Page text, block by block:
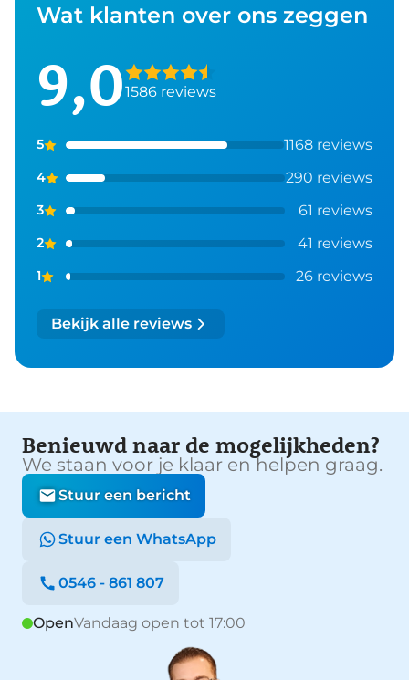
Wat klanten over ons zeggen
9,01586 reviews
5 1168 reviews
4 290 reviews
3 61 reviews
2 41 reviews
1 26 reviews
Bekijk alle reviews
Benieuwd naar de mogelijkheden?
We staan voor je klaar en helpen graag.
Stuur een bericht
Stuur een WhatsApp
0546 - 861 807
OpenVandaag open tot 17:00